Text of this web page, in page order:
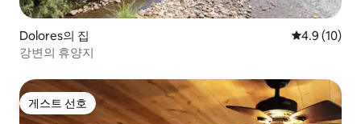
Dolores의 집 평점 4.9점(5
4.9 (10)
강변의 휴양지
게스트 선호
게스트 선호